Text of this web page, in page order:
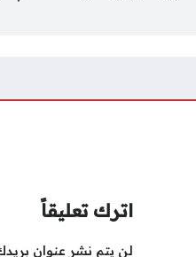
اترك تعليقاً
لن يتم نشر عنوان